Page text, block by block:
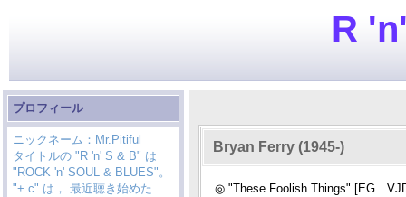
R
プロフィール
ニックネーム：Mr.Pitiful
タイトルの "R 'n' S & B" は
"ROCK 'n' SOUL & BLUES"。
"+ c" は， 最近聴き始めた
Bryan Ferry (1945-)
◎ "These Foolish Things" [EG